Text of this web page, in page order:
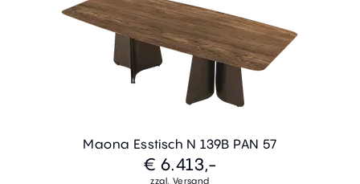
Maona Esstisch N 139B PAN 57
€ 6.413,-
zzgl. Versand